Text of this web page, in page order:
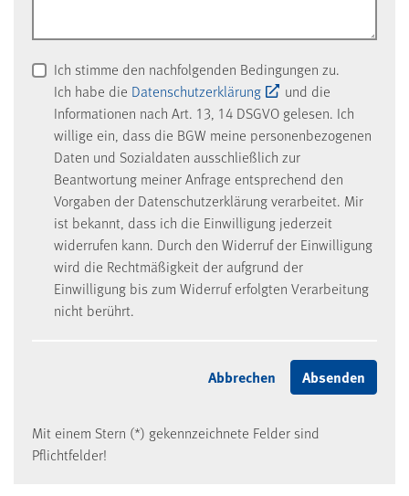
Ich stimme den nachfolgenden Bedingungen zu.
Ich habe die Datenschutzerklärung
und die
Informationen nach Art. 13, 14 DSGVO gelesen. Ich
willige ein, dass die BGW meine personenbezogenen
Daten und Sozialdaten ausschließlich zur
Beantwortung meiner Anfrage entsprechend den
Vorgaben der Datenschutzerklärung verarbeitet. Mir
ist bekannt, dass ich die Einwilligung jederzeit
widerrufen kann. Durch den Widerruf der Einwilligung
wird die Rechtmäßigkeit der aufgrund der
Einwilligung bis zum Widerruf erfolgten Verarbeitung
nicht berührt.
Mit einem Stern (*) gekennzeichnete Felder sind
Pflichtfelder!